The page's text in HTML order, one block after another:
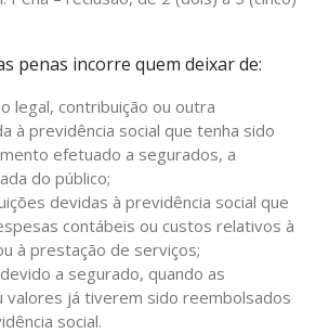
penas incorre quem deixar de:
legal, contribuição ou outra
à previdência social que tenha sido
efetuado a segurados, a
do público;
devidas à previdência social que
contábeis ou custos relativos à
à prestação de serviços;
a segurado, quando as
valores já tiverem sido reembolsados
social.